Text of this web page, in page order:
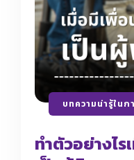
บทความน่ารู้ในก
ทำตัวอย่างไ